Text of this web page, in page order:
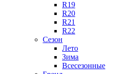
R19
R20
R21
R22
Сезон
Лето
Зима
Всесезонные